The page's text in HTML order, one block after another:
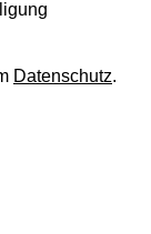
Datenschutz.